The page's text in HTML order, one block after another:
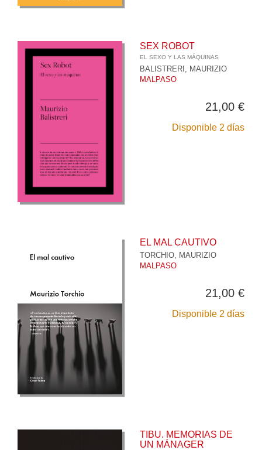
SEX ROBOT
EL SEXO Y LAS MÁQUINAS
BALISTRERI, MAURIZIO
MALPASO
21,00 €
Disponible 2 días
EL MAL CAUTIVO
TORCHIO, MAURIZIO
MALPASO
21,00 €
Disponible 2 días
TIBU. MEMORIAS DE
UN MÁNAGER